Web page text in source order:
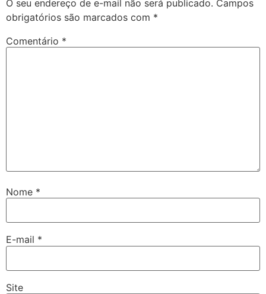
O seu endereço de e-mail não será publicado. Campos
obrigatórios são marcados com *
Comentário *
Nome *
E-mail *
Site